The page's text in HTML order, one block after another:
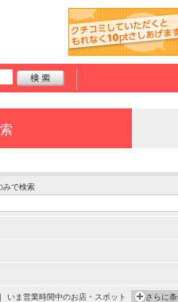
みで検索
いま営業時間中のお店・スポット さらに